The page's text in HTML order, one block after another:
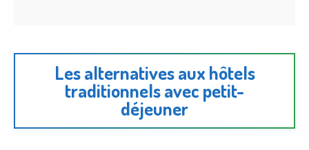
Les alternatives aux hôtels
traditionnels avec petit-
déjeuner